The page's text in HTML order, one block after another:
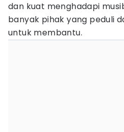
dan kuat menghadapi
banyak pihak yang peduli
untuk membantu.